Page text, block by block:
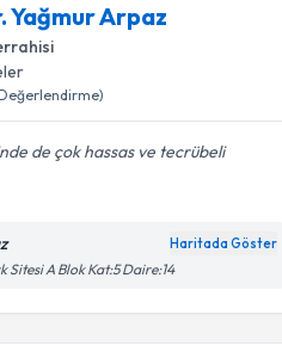
Yağmur Arpaz
de çok hassas ve tecrübeli
Haritada Göster
Sitesi A Blok Kat:5 Daire:14